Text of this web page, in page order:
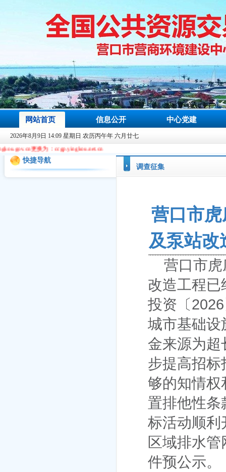
网站首页 信息公开 中心党建
2026年8月9日 14:09 星期日 农历丙午年 六月廿七
更换为：ccgp.yingkou.net.cn
快捷导航
调查征集
营口市
及泵站改
营口市
改造工程已
投资〔2026
城市基础设
金来源为超
步提高招标
够的知情权
置排他性条
标活动顺利
区域排水
件预公示。